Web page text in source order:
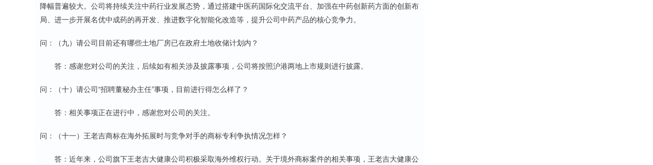
降幅普遍较大。公司将持续关注中药行业发展态势，通过搭建中医药国际化交流平台、加强在中药创新药方面的创新布
局、进一步开展名优中成药的再开发、推进数字化智能化改造等，提升公司中药产品的核心竞争力。
问：（九）请公司目前还有哪些土地厂房已在政府土地收储计划内？
答：感谢您对公司的关注，后续如有相关涉及披露事项，公司将按照沪港两地上市规则进行披露。
问：（十）请公司“招聘董秘办主任”事项，目前进行得怎么样了？
答：相关事项正在进行中，感谢您对公司的关注。
问：（十一）王老吉商标在海外拓展时与竞争对手的商标专利争执情况怎样？
答：近年来，公司旗下王老吉大健康公司积极采取海外维权行动。关于境外商标案件的相关事项，王老吉大健康公